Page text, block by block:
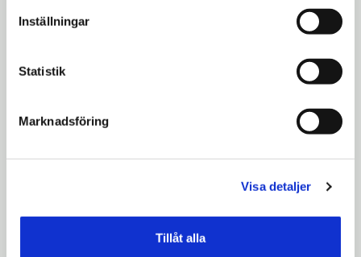
Inställningar
Statistik
Marknadsföring
Visa detaljer
Tillåt alla
film - på Estrad för åk 7-9
mail Kontakt
Pia Johansson
Södertälje stadsscen
pia.a.johansson@sodertalje.se